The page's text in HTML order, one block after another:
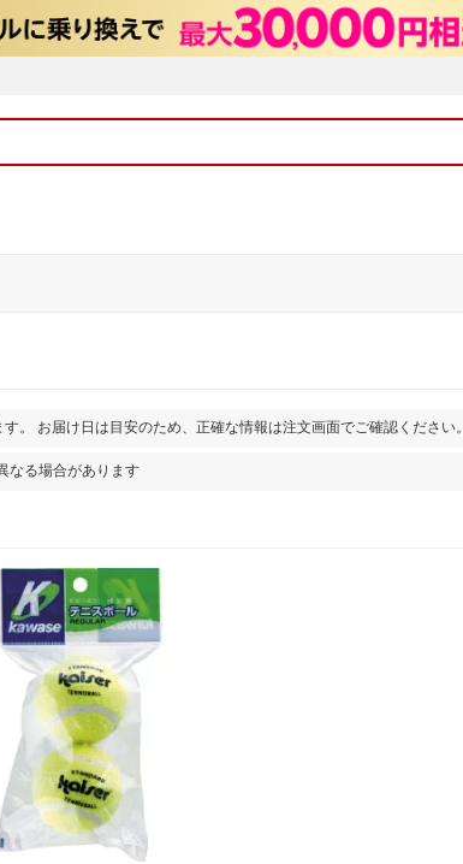
。 お届け日は目安のため、正確な情報は注文画面でご確認ください。
なる場合があります